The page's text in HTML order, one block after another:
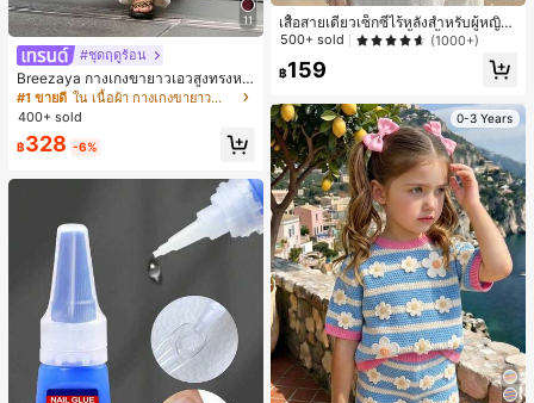
11
#ชุดฤดูร้อน
Breezaya กางเกงขายาวเอวสูงทรงหล
วมขาบานสำหรับผู้หญิง สีขาวเรียบหรูส
ไตล์ชิค เหมาะสำหรับใส่เที่ยวทะเล วันห
ยุดพักผ่อนฤดูร้อน ลุคสบายๆ ใส่ได้หลา
ยโอกาสในชีวิตประจำวัน
#1 ขายดี
ใน เนื้อผ้า กางเกงขายาวลำลองผ้า
400+ sold
฿328 -6%
เสื้อสายเดี่ยวเซ็กซี่ไร้หลังสำหรับผู้หญิง
พร้อมบราแบบมีฟองน้ำ, เสื้อกล้ามแขน
500+ sold (1000+)
฿159
0-3 Years